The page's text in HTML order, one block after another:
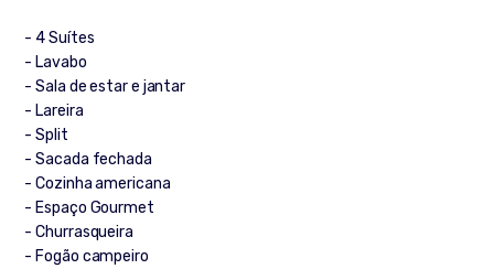
- 4 Suítes
- Lavabo
- Sala de estar e jantar
- Lareira
- Split
- Sacada fechada
- Cozinha americana
- Espaço Gourmet
- Churrasqueira
- Fogão campeiro